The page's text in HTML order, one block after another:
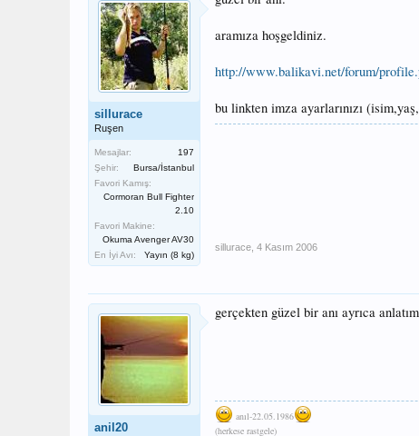
sillurace
Ruşen
Mesajlar:
197
Şehir:
Bursa/İstanbul
Favori Kamış:
Cormoran Bull Fighter
2.10
Favori Makine:
Okuma Avenger AV30
En İyi Avı:
Yayın (8 kg)
aramıza hoşgeldiniz.
http://www.balikavi.net/forum/
bu linkten imza ayarlarınızı
sillurace 4 Kasım 2006
anil20
gerçekten güzel bir anı ayrıca
anıl-22.05.1986
(herkese rastgele)